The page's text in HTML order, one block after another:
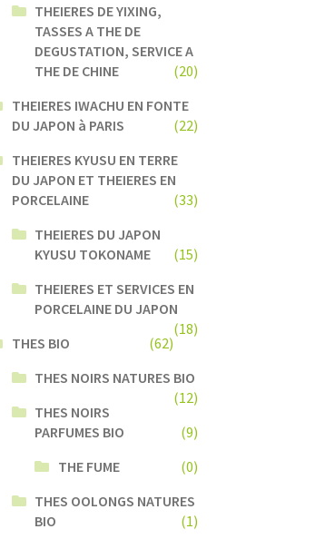
THEIERES DE YIXING,
TASSES A THE DE
DEGUSTATION, SERVICE A
THE DE CHINE
(20)
THEIERES IWACHU EN FONTE
DU JAPON à PARIS
(22)
THEIERES KYUSU EN TERRE
DU JAPON ET THEIERES EN
PORCELAINE
(33)
THEIERES DU JAPON
KYUSU TOKONAME
(15)
THEIERES ET SERVICES EN
PORCELAINE DU JAPON
(18)
THES BIO
(62)
THES NOIRS NATURES BIO
(12)
THES NOIRS
PARFUMES BIO
(9)
THE FUME
(0)
THES OOLONGS NATURES
BIO
(1)